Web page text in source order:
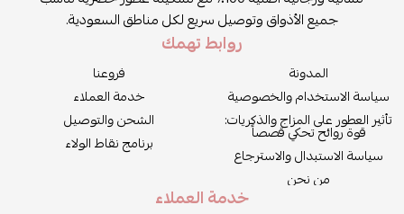
جميع الأذواق وتوصيل سريع لكل مناطق السعودية.
روابط تهمك
المدونة
سياسة الاستخدام والخصوصية
تأثير العطور على المزاج والذكريات:
قوة روائح تحكي قصصاً
سياسة الاستبدال والاسترجاع
من نحن
فروعنا
خدمة العملاء
الشحن والتوصيل
برنامج نقاط الولاء
خدمة العملاء